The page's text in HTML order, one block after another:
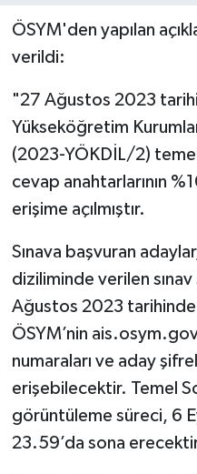
ÖSYM'den yapılan
verildi:
"27 Ağustos 2023
Yükseköğretim Kurumları
(2023-YÖKDİL/2) temel
cevap anahtarlarının
erişime açılmıştır.
Sınava başvuran
diziliminde verilen sınav
Ağustos 2023
ÖSYM’nin
numaraları ve aday
erişebilecektir. Temel
görüntüleme süreci, 6
23.59’da sona